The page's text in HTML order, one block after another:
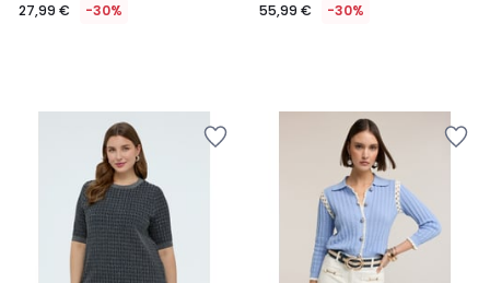
27,99 € -30% 55,99 € -30%